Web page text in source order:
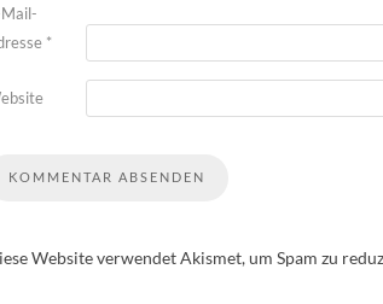
*
Website verwendet Akismet, um Spam zu